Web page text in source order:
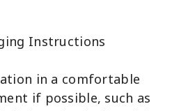
Instructions
in a comfortable
if possible, such as